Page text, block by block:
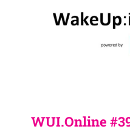
WUI.Online